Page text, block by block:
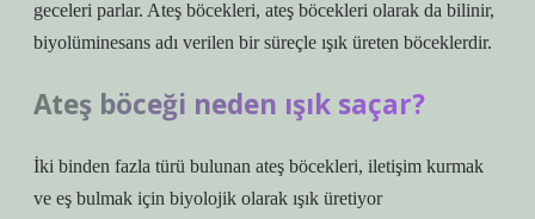
geceleri parlar. Ateş böcekleri, ateş böcekleri olarak da bilinir,
biyolüminesans adı verilen bir süreçle ışık üreten böceklerdir.
Ateş böceği neden ışık saçar?
İki binden fazla türü bulunan ateş böcekleri, iletişim kurmak
ve eş bulmak için biyolojik olarak ışık üretiyor